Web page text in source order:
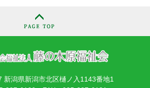
新潟県新潟市北区樋ノ入1143番地1